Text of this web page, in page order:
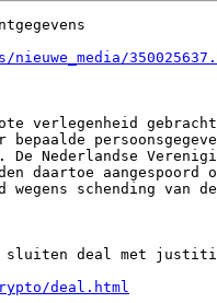
gebracht
Nederlandse
daartoe aangespoord
wegens schending van
sluiten deal met
deal.html